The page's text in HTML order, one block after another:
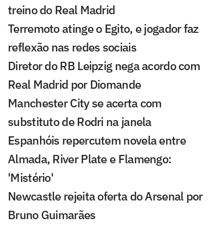
treino do Real Madrid
Terremoto atinge o Egito, e jogador faz
reflexão nas redes sociais
Diretor do RB Leipzig nega acordo com
Real Madrid por Diomande
Manchester City se acerta com
substituto de Rodri na janela
Espanhóis repercutem novela entre
Almada, River Plate e Flamengo:
'Mistério'
Newcastle rejeita oferta do Arsenal por
Bruno Guimarães